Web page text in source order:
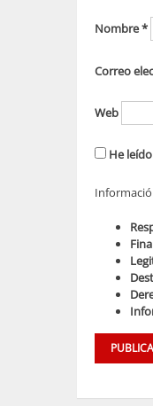
Nombre*
Correo
Web
He